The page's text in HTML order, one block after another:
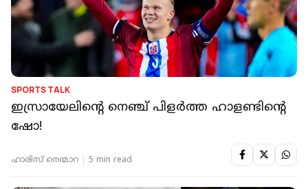
SPORTS TALK
ഇസ്രായേലിന്റെ നെഞ്ച് പിളർത്ത ഹാളണ്ടിന്റെ
ഷോ!
ഹാരിസ് നെന്മാറ 5 min read